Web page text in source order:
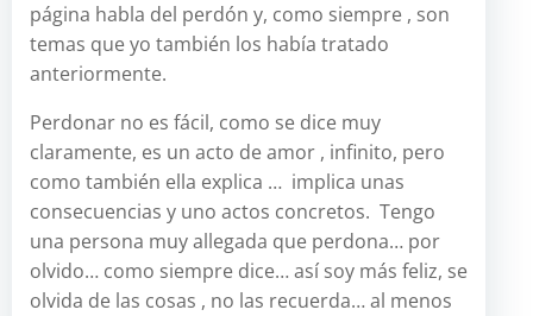
página habla del perdón y, como siempre , son
temas que yo también los había tratado
anteriormente.
Perdonar no es fácil, como se dice muy
claramente, es un acto de amor , infinito, pero
como también ella explica … implica unas
consecuencias y uno actos concretos. Tengo
una persona muy allegada que perdona… por
olvido… como siempre dice… así soy más feliz, se
olvida de las cosas , no las recuerda… al menos